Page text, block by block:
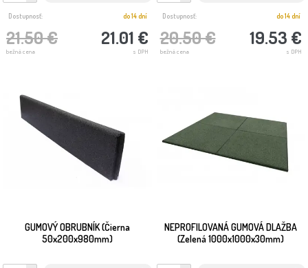
21.50 €
bežná cena
21.01 €
s DPH
Dostupnosť: do 14 dní
20.50 €
bežná cena
19.53 €
s DPH
Dostupnosť: do 14 dní
GUMOVÝ OBRUBNÍK (Čierna
50x200x980mm)
NEPROFILOVANÁ GUMOVÁ DLAŽBA
(Zelená 1000x1000x30mm)